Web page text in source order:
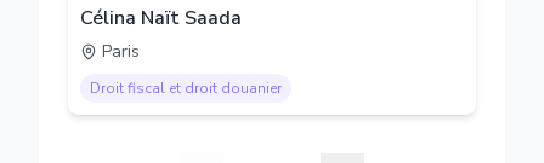
Célina Naït Saada
Paris
Droit fiscal et droit douanier